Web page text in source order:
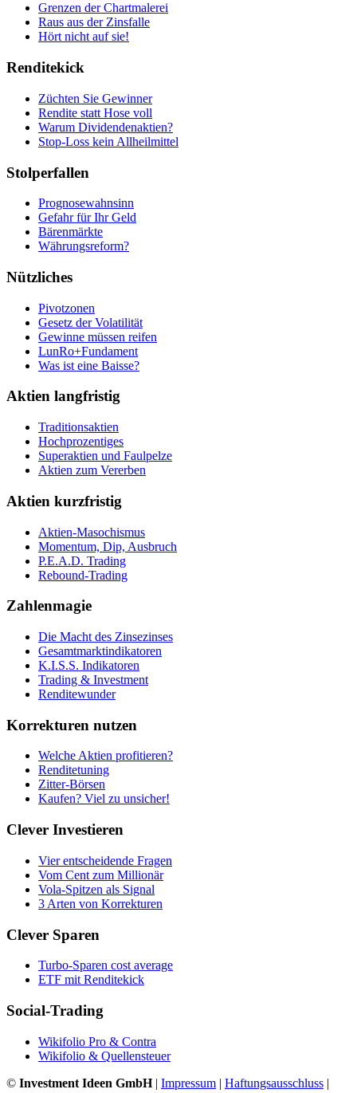
Grenzen der Chartmalerei
Raus aus der Zinsfalle
Hört nicht auf sie!
Renditekick
Züchten Sie Gewinner
Rendite statt Hose voll
Warum Dividendenaktien?
Stop-Loss kein Allheilmittel
Stolperfallen
Prognosewahnsinn
Gefahr für Ihr Geld
Bärenmärkte
Währungsreform?
Nützliches
Pivotzonen
Gesetz der Volatilität
Gewinne müssen reifen
LunRo+Fundament
Was ist eine Baisse?
Aktien langfristig
Traditionsaktien
Hochprozentiges
Superaktien und Faulpelze
Aktien zum Vererben
Aktien kurzfristig
Aktien-Masochismus
Momentum, Dip, Ausbruch
P.E.A.D. Trading
Rebound-Trading
Zahlenmagie
Die Macht des Zinsezinses
Gesamtmarktindikatoren
K.I.S.S. Indikatoren
Trading & Investment
Renditewunder
Korrekturen nutzen
Welche Aktien profitieren?
Renditetuning
Zitter-Börsen
Kaufen? Viel zu unsicher!
Clever Investieren
Vier entscheidende Fragen
Vom Cent zum Millionär
Vola-Spitzen als Signal
3 Arten von Korrekturen
Clever Sparen
Turbo-Sparen cost average
ETF mit Renditekick
Social-Trading
Wikifolio Pro & Contra
Wikifolio & Quellensteuer
© Investment Ideen GmbH| Impressum | Haftungsausschluss |